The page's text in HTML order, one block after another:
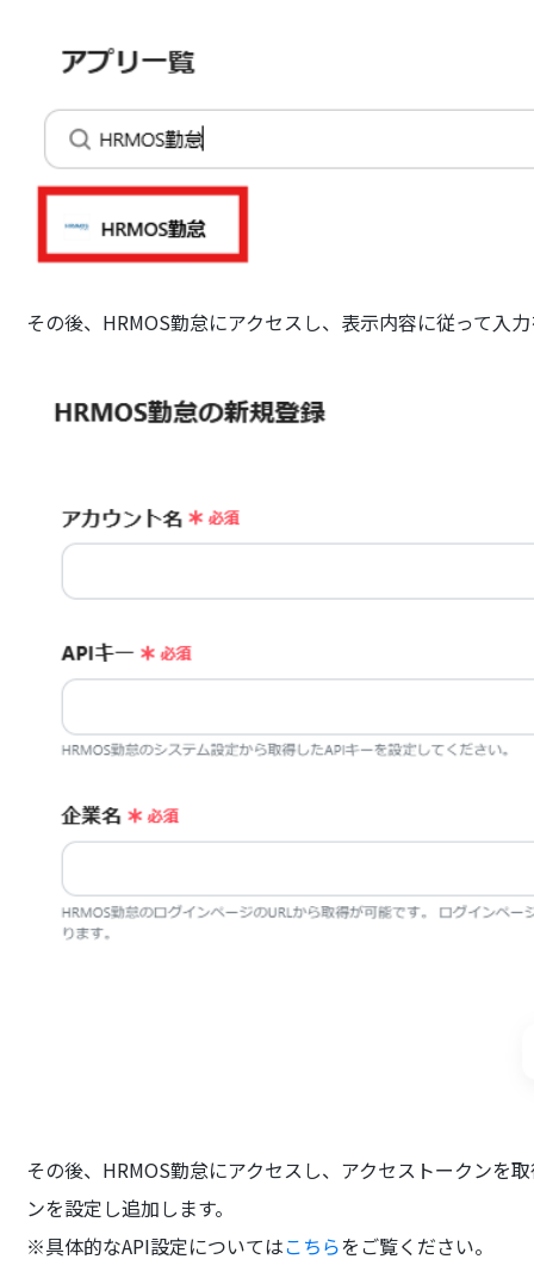
その後、HRMOS勤怠にアクセスし、表示内容に従って入
その後、HRMOS勤怠にアクセスし、アクセストークンを
ンを設定し追加します。
※具体的なAPI設定についてはこちらをご覧ください。